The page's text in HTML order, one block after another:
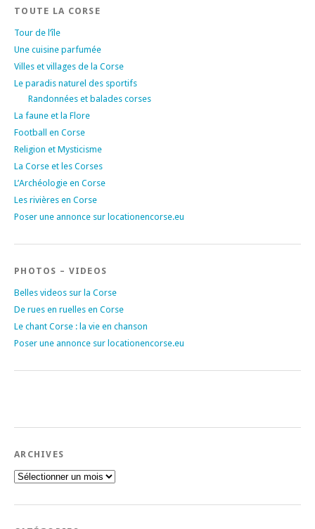
TOUTE LA CORSE
Tour de l’île
Une cuisine parfumée
Villes et villages de la Corse
Le paradis naturel des sportifs
Randonnées et balades corses
La faune et la Flore
Football en Corse
Religion et Mysticisme
La Corse et les Corses
L’Archéologie en Corse
Les rivières en Corse
Poser une annonce sur locationencorse.eu
PHOTOS – VIDEOS
Belles videos sur la Corse
De rues en ruelles en Corse
Le chant Corse : la vie en chanson
Poser une annonce sur locationencorse.eu
ARCHIVES
Archives